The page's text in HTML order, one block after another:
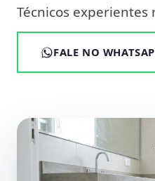
Técnicos experientes
FALE NO